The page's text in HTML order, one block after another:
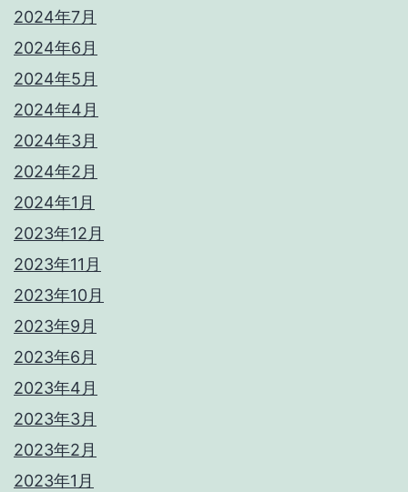
2024年7月
2024年6月
2024年5月
2024年4月
2024年3月
2024年2月
2024年1月
2023年12月
2023年11月
2023年10月
2023年9月
2023年6月
2023年4月
2023年3月
2023年2月
2023年1月